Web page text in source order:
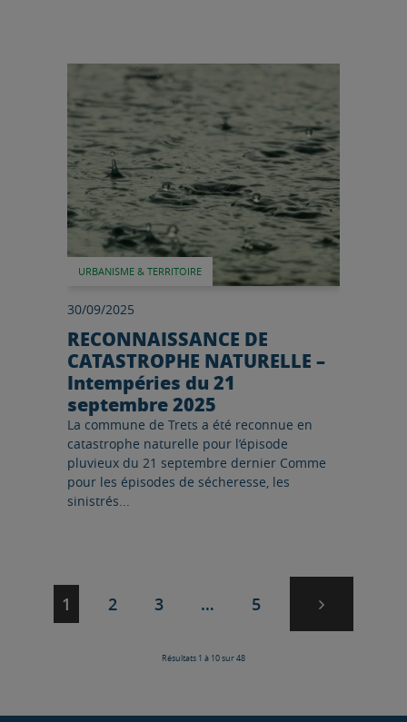
URBANISME & TERRITOIRE
30/09/2025
RECONNAISSANCE DE
CATASTROPHE NATURELLE –
Intempéries du 21
septembre 2025
La commune de Trets a été reconnue en
catastrophe naturelle pour l’épisode
pluvieux du 21 septembre dernier Comme
pour les épisodes de sécheresse, les
sinistrés...
Lire l'article
Navigation
Page
1 Page
2 Page
3 … Page
5 Page
Résultats 1 à 10 sur 48